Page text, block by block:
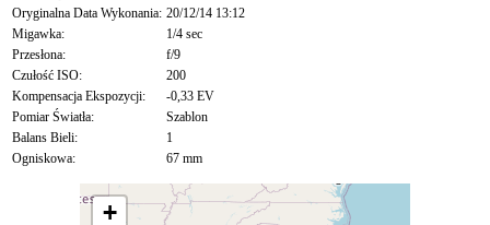
Oryginalna Data Wykonania: 20/12/14 13:12
Migawka:
1/4 sec
Przesłona:
f/9
Czułość ISO:
200
Kompensacja Ekspozycji:
-0,33 EV
Pomiar Światła:
Szablon
Balans Bieli:
1
Ogniskowa:
67 mm
+